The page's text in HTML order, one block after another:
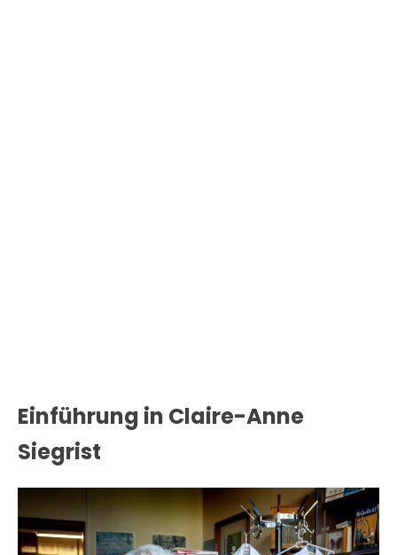
Einführung in Claire-Anne
Siegrist